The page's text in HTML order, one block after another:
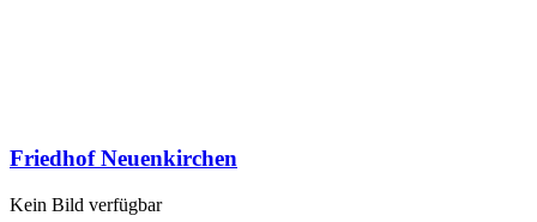
Friedhof Neuenkirchen
Kein Bild verfügbar